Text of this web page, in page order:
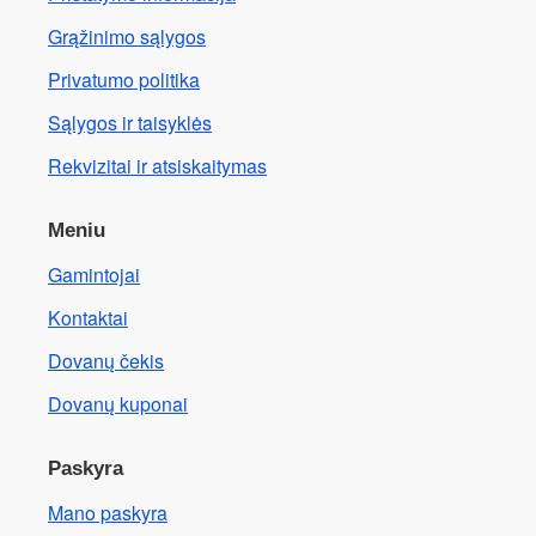
Grąžinimo sąlygos
Privatumo politika
Sąlygos ir taisyklės
Rekvizitai ir atsiskaitymas
Meniu
Gamintojai
Kontaktai
Dovanų čekis
Dovanų kuponai
Paskyra
Mano paskyra